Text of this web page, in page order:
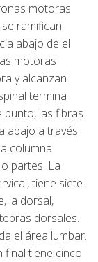
motoras
ramifican
abajo de el
motoras
y alcanzan
termina
punto, las fibras
abajo a través
columna
partes. La
tiene siete
la dorsal,
dorsales.
el área lumbar.
final tiene cinco